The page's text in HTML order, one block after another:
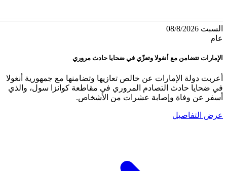
السبت 08/8/2026
عام
الإمارات تتضامن مع أنغولا وتعزّي في ضحايا حادث مروري
أعربت دولة الإمارات عن خالص تعازيها وتضامنها مع جمهورية أنغولا
في ضحايا حادث التصادم المروري في مقاطعة كوانزا سول، والذي
أسفر عن وفاة وإصابة عشرات من الأشخاص.
عرض التفاصيل